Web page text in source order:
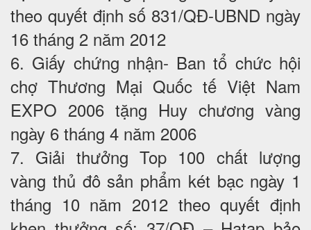
theo quyết định số 831/QĐ-UBND ngày
16 tháng 2 năm 2012
6. Giấy chứng nhận- Ban tổ chức hội
chợ Thương Mại Quốc tế Việt Nam
EXPO 2006 tặng Huy chương vàng
ngày 6 tháng 4 năm 2006
7. Giải thưởng Top 100 chất lượng
vàng thủ đô sản phẩm két bạc ngày 1
tháng 10 năm 2012 theo quyết định